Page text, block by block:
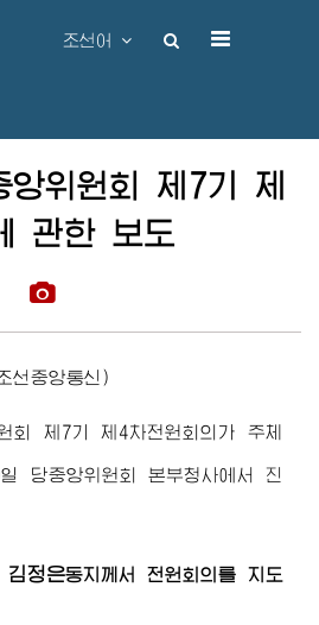
조선어
앙위원회 제7기 제
관한 보도
선중앙통신)
회 제7기 제4차전원회의가 주체
당중앙위원회 본부청사에서 진
김정은동지 께서 전원회의를 지도